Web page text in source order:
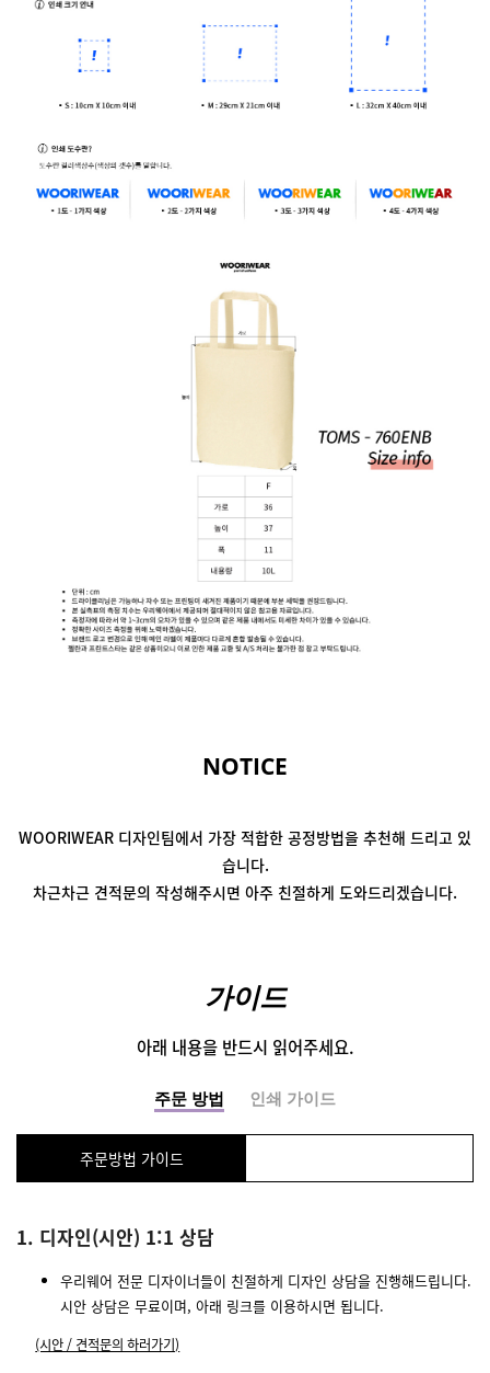
NOTICE
WOORIWEAR 디자인팀에서 가장 적합한 공정방법을 추천해 드리고 있
습니다.
차근차근 견적문의 작성해주시면 아주 친절하게 도와드리겠습니다.
가이드
아래 내용을 반드시 읽어주세요.
주문 방법 인쇄 가이드
주문방법 가이드
1. 디자인(시안) 1:1 상담
우리웨어 전문 디자이너들이 친절하게 디자인 상담을 진행해드립니다.
시안 상담은 무료이며, 아래 링크를 이용하시면 됩니다.
(시안 / 견적문의 하러가기)